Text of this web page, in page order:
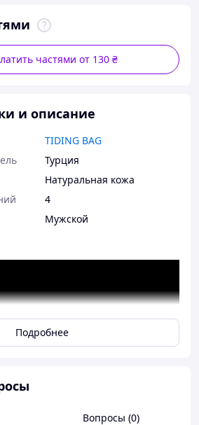
частями от 130 ₴
и описание
TIDING BAG
Турция
Натуральная кожа
4
Мужской
Подробнее
Вопросы (0)